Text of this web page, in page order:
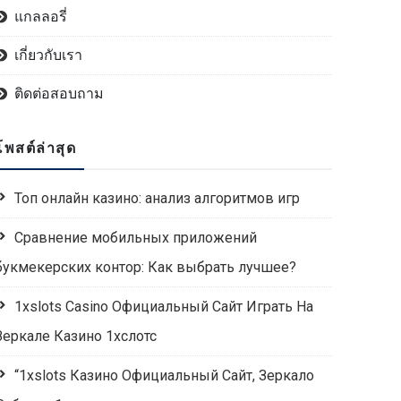
แกลลอรี่
เกี่ยวกับเรา
ติดต่อสอบถาม
พสต์ล่าสุด
Топ онлайн казино: анализ алгоритмов игр
Сравнение мобильных приложений
контор: Как выбрать лучшее?
1xslots Casino Официальный Сайт Играть На
Казино 1хслотс
“1xslots Казино Официальный Сайт, Зеркало